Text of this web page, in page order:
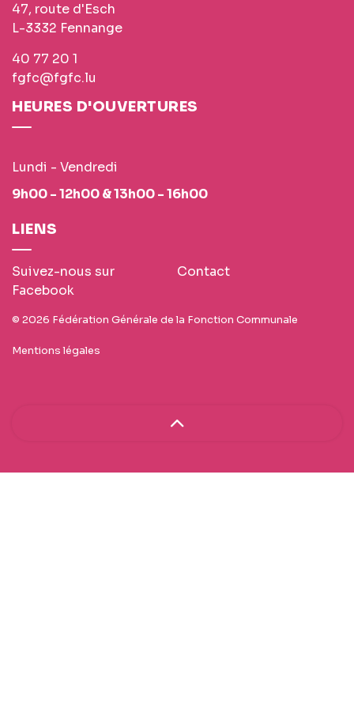
47, route d'Esch
L-3332 Fennange
40 77 20 1
fgfc@fgfc.lu
HEURES D'OUVERTURES
Lundi - Vendredi
9h00 - 12h00 & 13h00 - 16h00
LIENS
Suivez-nous sur
Facebook
Contact
© 2026 Fédération Générale de la Fonction Communale
Mentions légales